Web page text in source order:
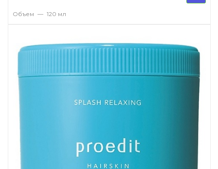
Объем — 120 мл